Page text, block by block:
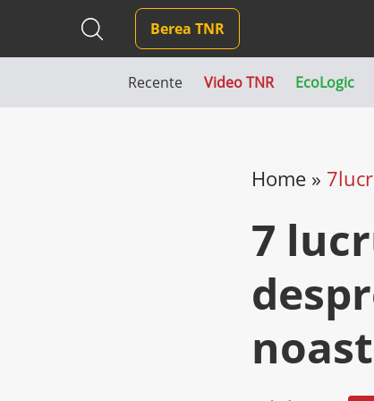
Berea TNR
Recente Video TNR EcoLogic
Home»
7